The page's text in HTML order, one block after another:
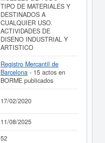
TIPO DE MATERIALES Y
DESTINADOS A
CUALQUIER USO.
ACTIVIDADES DE
DISENO INDUSTRIAL Y
ARTISTICO
Registro Mercantil de
Barcelona - 15 actos en
BORME publicados
17/02/2020
11/08/2025
52